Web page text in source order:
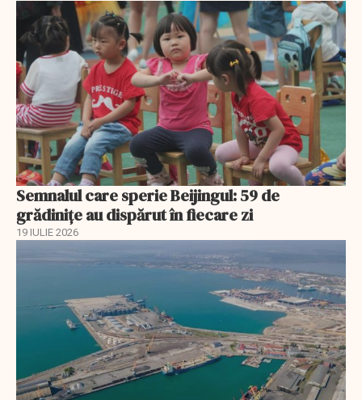
Semnalul care sperie Beijingul: 59 de
grădinițe au dispărut în fiecare zi
19 IULIE 2026